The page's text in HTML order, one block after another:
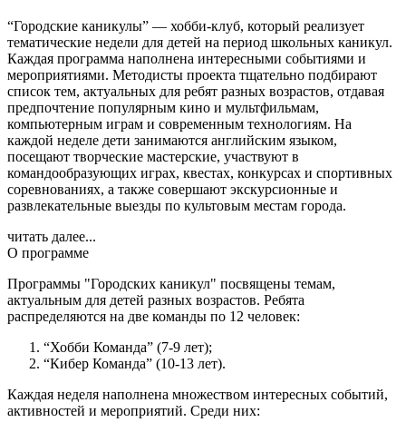
“Городские каникулы” — хобби-клуб, который реализует
тематические недели для детей на период школьных каникул.
Каждая программа наполнена интересными событиями и
мероприятиями. Методисты проекта тщательно подбирают
список тем, актуальных для ребят разных возрастов, отдавая
предпочтение популярным кино и мультфильмам,
компьютерным играм и современным технологиям. На
каждой неделе дети занимаются английским языком,
посещают творческие мастерские, участвуют в
командообразующих играх, квестах, конкурсах и спортивных
соревнованиях, а также совершают экскурсионные и
развлекательные выезды по культовым местам города.
читать далее...
О программе
Программы "Городских каникул" посвящены темам,
актуальным для детей разных возрастов. Ребята
распределяются на две команды по 12 человек:
“Хобби Команда” (7-9 лет);
“Кибер Команда” (10-13 лет).
Каждая неделя наполнена множеством интересных событий,
активностей и мероприятий. Среди них: